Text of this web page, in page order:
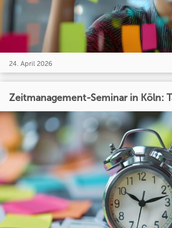
24. April 2026
Zeitmanagement-Seminar in Köln: